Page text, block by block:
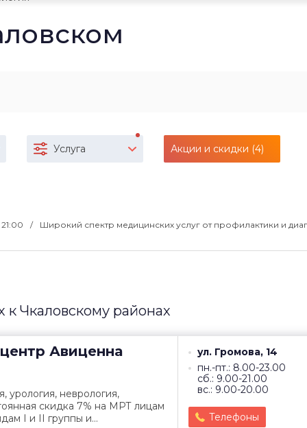
Услуга Акции и скидки (4)
Широкий спектр медицинских услуг от профилактики и
Чкаловскому районах
Авиценна
ул. Громова, 14
пн.-пт.: 8.00-23.00
сб.: 9.00-21.00
вс.: 9.00-20.00
Телефоны
урология, неврология,
скидка 7% на МРТ лицам
I и II группы и...